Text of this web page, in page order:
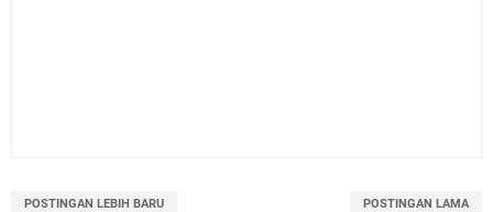
POSTINGAN LEBIH BARU POSTINGAN LAMA